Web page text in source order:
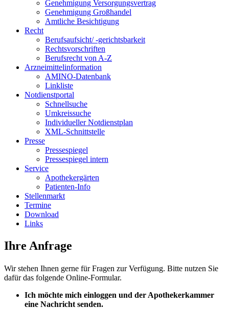
Genehmigung Versorgungsvertrag
Genehmigung Großhandel
Amtliche Besichtigung
Recht
Berufsaufsicht/ -gerichtsbarkeit
Rechtsvorschriften
Berufsrecht von A-Z
Arzneimittelinformation
AMINO-Datenbank
Linkliste
Notdienstportal
Schnellsuche
Umkreissuche
Individueller Notdienstplan
XML-Schnittstelle
Presse
Pressespiegel
Pressespiegel intern
Service
Apothekergärten
Patienten-Info
Stellenmarkt
Termine
Download
Links
Ihre Anfrage
Wir stehen Ihnen gerne für Fragen zur Verfügung. Bitte nutzen Sie
dafür das folgende Online-Formular.
Ich möchte mich einloggen und der Apothekerkammer
eine Nachricht senden.